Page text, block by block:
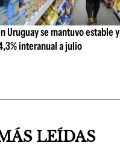
Uruguay se mantuvo estable y
interanual a julio
LEÍDAS